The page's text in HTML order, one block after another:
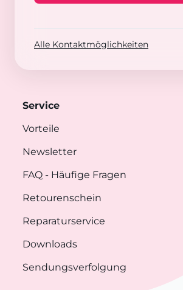
Alle Kontaktmöglichkeiten
Service
Vorteile
Newsletter
FAQ - Häufige Fragen
Retourenschein
Reparaturservice
Downloads
Sendungsverfolgung